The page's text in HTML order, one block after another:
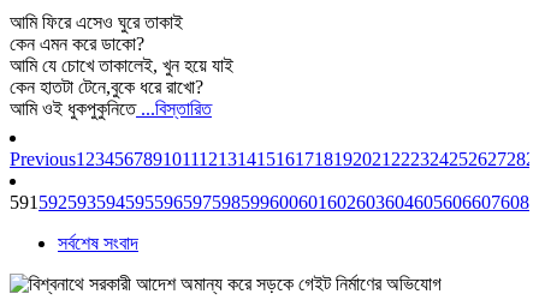
আমি ফিরে এসেও ঘুরে তাকাই
কেন এমন করে ডাকো?
আমি যে চোখে তাকালেই, খুন হয়ে যাই
কেন হাতটা টেনে,বুকে ধরে রাখো?
আমি ওই ধুকপুকুনিতে...বিস্তারিত
Previous1 23456789101112131415161718192021 22232425262728
591 592593594595596597598599600601602603604605606607608
সর্বশেষ সংবাদ